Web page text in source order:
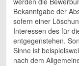
Bekanntgabe der
sofern einer
Interessen des für
entgegenstehen.
Sinne ist
nach dem